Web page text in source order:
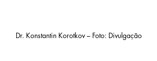
Dr. Konstantin Korotkov – Foto: Divulgação